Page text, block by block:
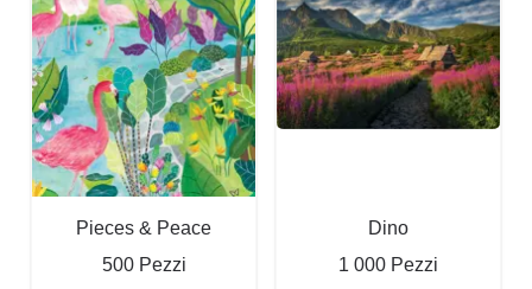
Pieces & Peace
500 Pezzi
Dino
1 000 Pezzi